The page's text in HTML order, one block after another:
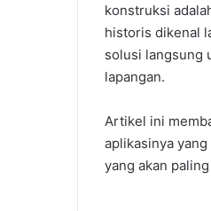
konstruksi
historis dikenal
solusi langsung
lapangan.
Artikel ini
aplikasinya
yang akan